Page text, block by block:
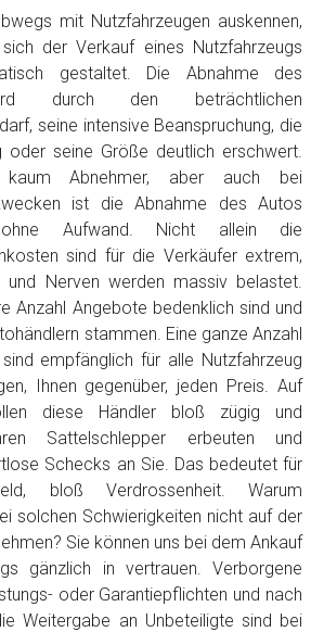
mit Nutzfahrzeugen auskennen,
der Verkauf eines Nutzfahrzeugs
gestaltet. Die Abnahme des
durch den beträchtlichen
seine intensive Beanspruchung, die
oder seine Größe deutlich erschwert.
Abnehmer, aber auch bei
ist die Abnahme des Autos
Aufwand. Nicht allein die
sind für die Verkäufer extrem,
und Nerven werden massiv belastet.
Anzahl Angebote bedenklich sind und
stammen. Eine ganze Anzahl
empfänglich für alle Nutzfahrzeug
Ihnen gegenüber, jeden Preis. Auf
diese Händler bloß zügig und
Sattelschlepper erbeuten und
Schecks an Sie. Das bedeutet für
bloß Verdrossenheit. Warum
solchen Schwierigkeiten nicht auf der
Sie können uns bei dem Ankauf
gänzlich in vertrauen. Verborgene
oder Garantiepflichten und nach
Weitergabe an Unbeteiligte sind bei